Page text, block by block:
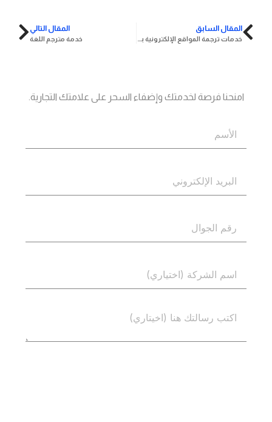
امنحنا فرصة لخدمتك وإضفاء السحر على علامتك التجارية.
المقال السابق المقال التالي
خدمة مترجم اللغة